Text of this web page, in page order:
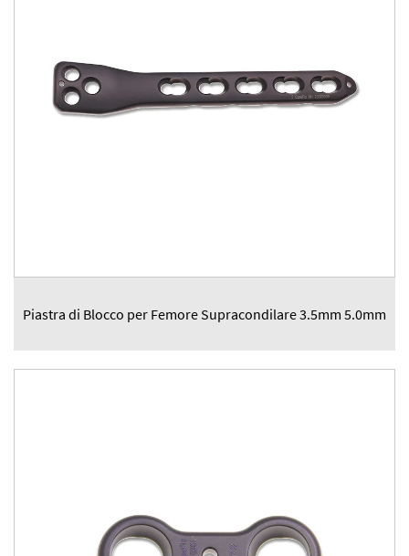
Piastra di Blocco per Femore Supracondilare 3.5mm 5.0mm